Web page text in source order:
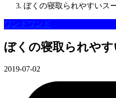
ぼくの寝取られやすいス
ワンドワンド
ぼくの寝取られや
2019-07-02